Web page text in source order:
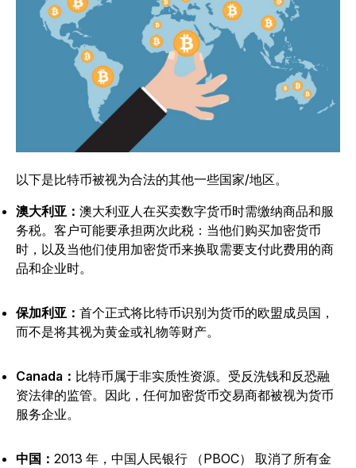
以下是比特币被视为合法的其他一些国家/地区。
澳大利亚： 澳大利亚人在买卖数字货币时需缴纳商品和服
务税。客户可能要承担两次此税：当他们购买加密货币
时，以及当他们使用加密货币来换取需要支付此费用的商
品和企业时。
保加利亚： 首个正式将比特币识别为货币的欧盟成员国，
而不是将其视为黄金或礼物等财产。
Canada： 比特币属于非实质性资源。受反洗钱和反恐融
资法律的监管。因此，任何加密货币交易商都被视为货币
服务企业。
中国： 2013 年，中国人民银行 （PBOC） 取消了所有金